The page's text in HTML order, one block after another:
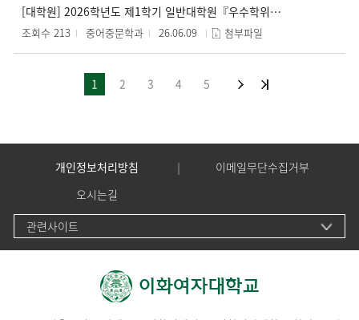
[대학원] 2026학년도 제1학기 일반대학원『우수학위논문상』시행 안내 및 수상자 추천 의뢰(~07.01.(수)까지)
조회수 213 중어중문학과 26.06.09 첨부파일
1 2 3 4 5
개인정보처리방침
이메일무단수집거부
오시는길
관련사이트